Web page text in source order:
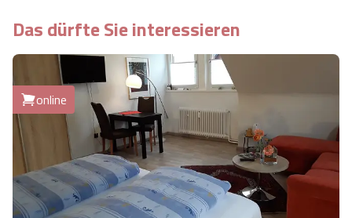
Das dürfte Sie interessieren
online